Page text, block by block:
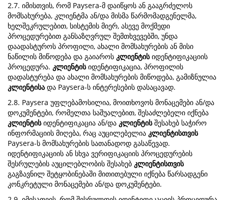
2.7. იმისთვის, რომ Paysera-მ დაიწყოს ან გააგრძელოს
მომსახურება, კლიენტმა ან/და მისმა წარმომადგენელმა,
ხელშეკრულებით, სისტემის მიერ, ასევე მოქმედი
პროცედურებით განსაზღვრულ შემთხვევებში, უნდა
დაადასტუროს პროფილი, ახალი მომსახურების ან მისი
ნაწილის მიწოდება და გაიაროს კლიენტისიდენტიფიკაციის
პროცედურა. კლიენტისიდენტიფიკაცია, პროფილის
დადასტურება და ახალი მომსახურების მიწოდება, გამიზნულია
კლიენტისა და Paysera-ს ინტერესების დასაცავად.
2.8. Paysera უფლებამოსილია, მოითხოვოს მონაცემები ან/და
დოკუმენტები, რომელთა საშუალებით, შესაძლებელი იქნება
კლიენტისიდენტიფიკაცია ან/და კლიენტისშესახებ საჭირო
ინფორმაციის მიღება, რაც აუცილებელია კლიენტისთვის
Paysera-ს მომსახურების სათანადოდ გასაწევად.
იდენტიფიკაციის ან სხვა ვერიფიკაციის პროცედურების
შესრულების აუცილებლობის შესახებ კლიენტისთვის
გაგზავნილ შეტყობინებაში მითითებული იქნება წარსადგენი
კონკრეტული მონაცემები ან/და დოკუმენტები.